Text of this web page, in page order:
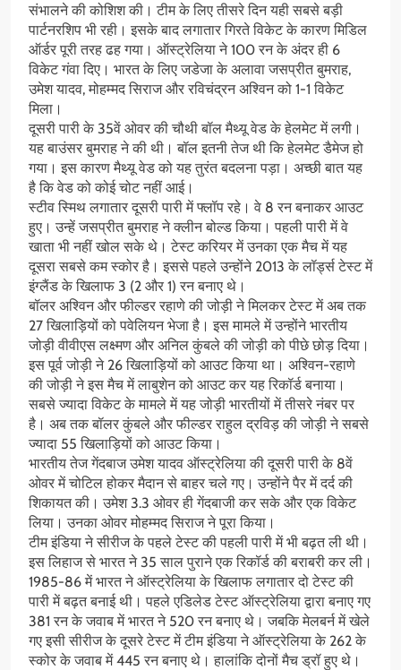
संभालने की कोशिश की। टीम के लिए तीसरे दिन यही सबसे बड़ी
पार्टनरशिप भी रही। इसके बाद लगातार गिरते विकेट के कारण मिडिल
ऑर्डर पूरी तरह ढह गया। ऑस्ट्रेलिया ने 100 रन के अंदर ही 6
विकेट गंवा दिए। भारत के लिए जडेजा के अलावा जसप्रीत बुमराह,
उमेश यादव, मोहम्मद सिराज और रविचंद्रन अश्विन को 1-1 विकेट
मिला।
दूसरी पारी के 35वें ओवर की चौथी बॉल मैथ्यू वेड के हेलमेट में लगी।
यह बाउंसर बुमराह ने की थी। बॉल इतनी तेज थी कि हेलमेट डैमेज हो
गया। इस कारण मैथ्यू वेड को यह तुरंत बदलना पड़ा। अच्छी बात यह
है कि वेड को कोई चोट नहीं आई।
स्टीव स्मिथ लगातार दूसरी पारी में फ्लॉप रहे। वे 8 रन बनाकर आउट
हुए। उन्हें जसप्रीत बुमराह ने क्लीन बोल्ड किया। पहली पारी में वे
खाता भी नहीं खोल सके थे। टेस्ट करियर में उनका एक मैच में यह
दूसरा सबसे कम स्कोर है। इससे पहले उन्होंने 2013 के लॉर्ड्स टेस्ट में
इंग्लैंड के खिलाफ 3 (2 और 1) रन बनाए थे।
बॉलर अश्विन और फील्डर रहाणे की जोड़ी ने मिलकर टेस्ट में अब तक
27 खिलाड़ियों को पवेलियन भेजा है। इस मामले में उन्होंने भारतीय
जोड़ी वीवीएस लक्ष्मण और अनिल कुंबले की जोड़ी को पीछे छोड़ दिया।
इस पूर्व जोड़ी ने 26 खिलाड़ियों को आउट किया था। अश्विन-रहाणे
की जोड़ी ने इस मैच में लाबुशेन को आउट कर यह रिकॉर्ड बनाया।
सबसे ज्यादा विकेट के मामले में यह जोड़ी भारतीयों में तीसरे नंबर पर
है। अब तक बॉलर कुंबले और फील्डर राहुल द्रविड़ की जोड़ी ने सबसे
ज्यादा 55 खिलाड़ियों को आउट किया।
भारतीय तेज गेंदबाज उमेश यादव ऑस्ट्रेलिया की दूसरी पारी के 8वें
ओवर में चोटिल होकर मैदान से बाहर चले गए। उन्होंने पैर में दर्द की
शिकायत की। उमेश 3.3 ओवर ही गेंदबाजी कर सके और एक विकेट
लिया। उनका ओवर मोहम्मद सिराज ने पूरा किया।
टीम इंडिया ने सीरीज के पहले टेस्ट की पहली पारी में भी बढ़त ली थी।
इस लिहाज से भारत ने 35 साल पुराने एक रिकॉर्ड की बराबरी कर ली।
1985-86 में भारत ने ऑस्ट्रेलिया के खिलाफ लगातार दो टेस्ट की
पारी में बढ़त बनाई थी। पहले एडिलेड टेस्ट ऑस्ट्रेलिया द्वारा बनाए गए
381 रन के जवाब में भारत ने 520 रन बनाए थे। जबकि मेलबर्न में खेले
गए इसी सीरीज के दूसरे टेस्ट में टीम इंडिया ने ऑस्ट्रेलिया के 262 के
स्कोर के जवाब में 445 रन बनाए थे। हालांकि दोनों मैच ड्रॉ हुए थे।